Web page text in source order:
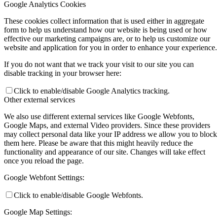
Google Analytics Cookies
These cookies collect information that is used either in aggregate
form to help us understand how our website is being used or how
effective our marketing campaigns are, or to help us customize our
website and application for you in order to enhance your experience.
If you do not want that we track your visit to our site you can
disable tracking in your browser here:
Click to enable/disable Google Analytics tracking.
Other external services
We also use different external services like Google Webfonts,
Google Maps, and external Video providers. Since these providers
may collect personal data like your IP address we allow you to block
them here. Please be aware that this might heavily reduce the
functionality and appearance of our site. Changes will take effect
once you reload the page.
Google Webfont Settings:
Click to enable/disable Google Webfonts.
Google Map Settings: